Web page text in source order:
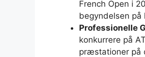
French Open i
begyndelsen på
Professionelle
konkurrere på
præstationer på